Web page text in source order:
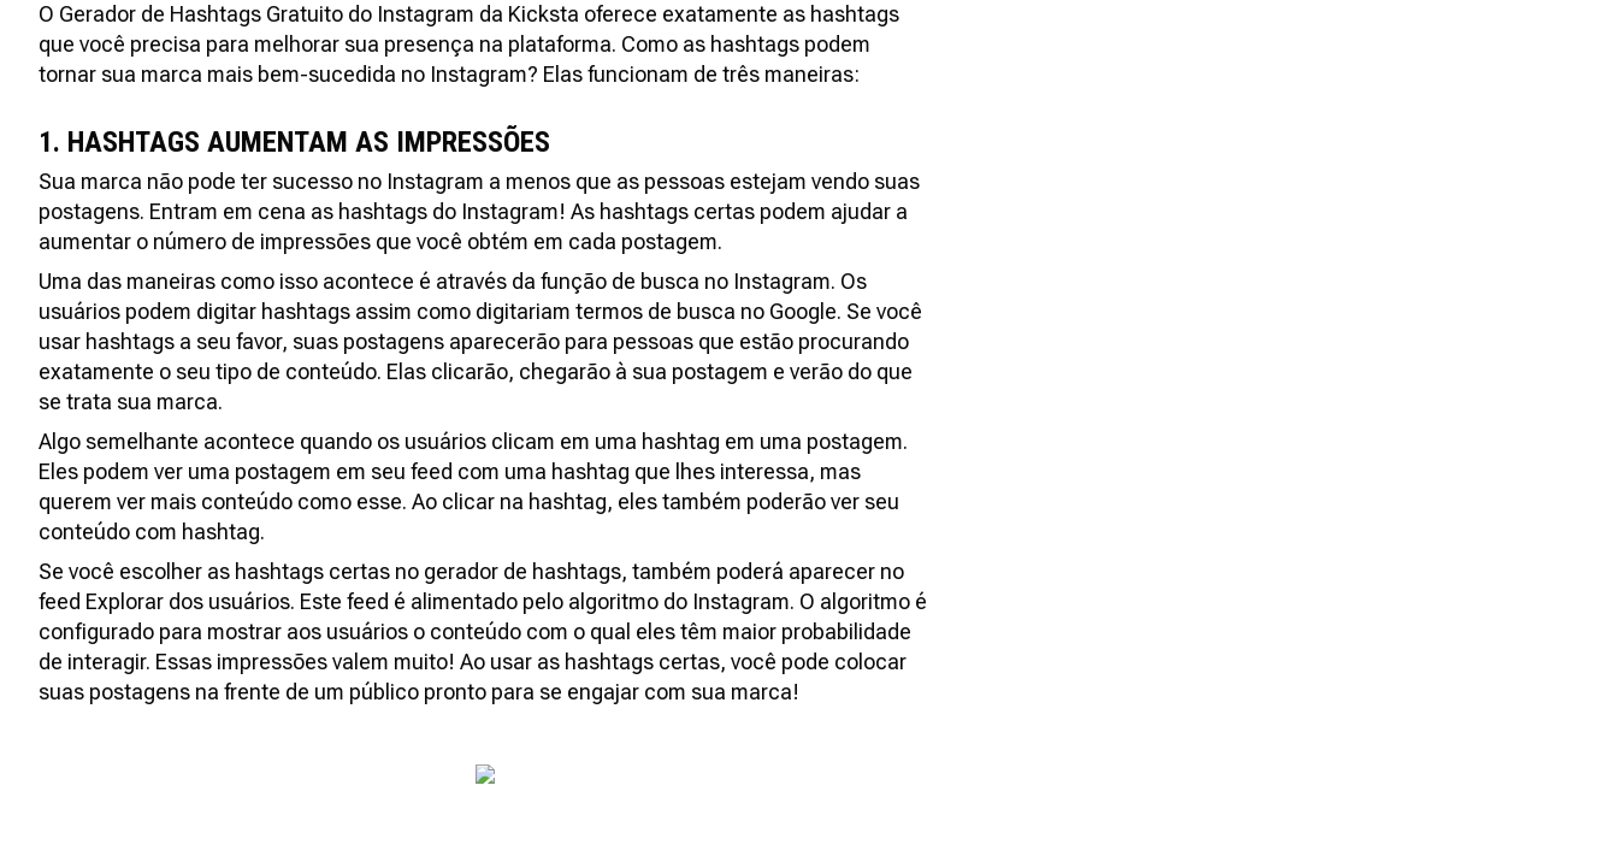
O Gerador de Hashtags Gratuito do Instagram da Kicksta oferece exatamente as hashtags
que você precisa para melhorar sua presença na plataforma. Como as hashtags podem
tornar sua marca mais bem-sucedida no Instagram? Elas funcionam de três maneiras:
1. HASHTAGS AUMENTAM AS IMPRESSÕES
Sua marca não pode ter sucesso no Instagram a menos que as pessoas estejam vendo suas
postagens. Entram em cena as hashtags do Instagram! As hashtags certas podem ajudar a
aumentar o número de impressões que você obtém em cada postagem.
Uma das maneiras como isso acontece é através da função de busca no Instagram. Os
usuários podem digitar hashtags assim como digitariam termos de busca no Google. Se você
usar hashtags a seu favor, suas postagens aparecerão para pessoas que estão procurando
exatamente o seu tipo de conteúdo. Elas clicarão, chegarão à sua postagem e verão do que
se trata sua marca.
Algo semelhante acontece quando os usuários clicam em uma hashtag em uma postagem.
Eles podem ver uma postagem em seu feed com uma hashtag que lhes interessa, mas
querem ver mais conteúdo como esse. Ao clicar na hashtag, eles também poderão ver seu
conteúdo com hashtag.
Se você escolher as hashtags certas no gerador de hashtags, também poderá aparecer no
feed Explorar dos usuários. Este feed é alimentado pelo algoritmo do Instagram. O algoritmo é
configurado para mostrar aos usuários o conteúdo com o qual eles têm maior probabilidade
de interagir. Essas impressões valem muito! Ao usar as hashtags certas, você pode colocar
suas postagens na frente de um público pronto para se engajar com sua marca!